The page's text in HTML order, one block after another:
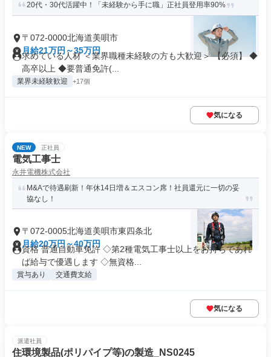
20代・30代活躍中！「未経験から手に職」正社員登用率90%
〒072-0000北海道美唄市
月給21万円～35万円
求めている人材 ＜業界職種未経験の方も大歓迎＞ 【必須】 ◆
高卒以上 ◆要普通免許(...
業界未経験歓迎 +17個
気になる
NEW 正社員
電気工事士
永井電機株式会社
M&Aで待遇刷新！年休14日増＆エスコン席！社員還元に一切の妥
協なし！
〒072-0005北海道美唄市東四条北
月給20万円～40万円
資格 普通自動車免許 ◇第2種電気工事士以上をお持ちであれ
ば給与で優遇します ◇無資格...
賞与あり 交通費支給
気になる
派遣社員
住環境製品(ポリパイプ等)の製造_NS0245